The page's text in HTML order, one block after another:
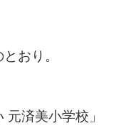
おり。
済美小学校」